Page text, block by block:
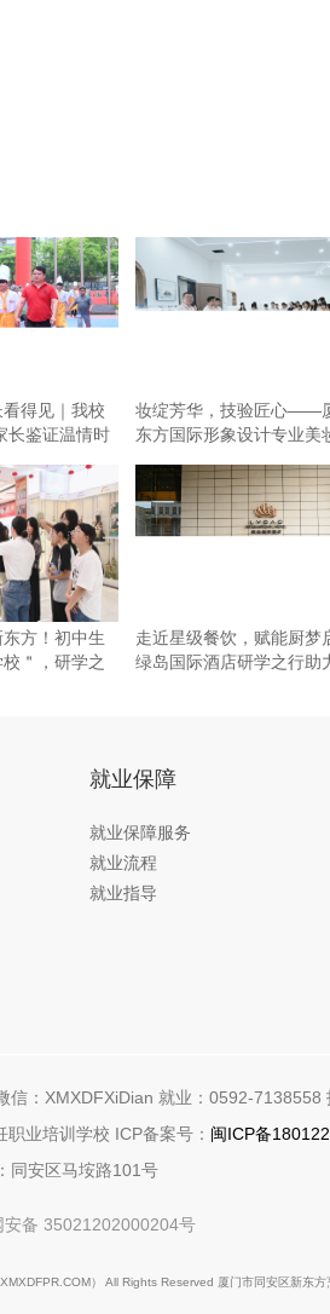
得见｜我校
长鉴证温情时
妆绽芳华，技验匠心——
东方国际形象设计专业美
方！初中生
＂，研学之
走近星级餐饮，赋能厨梦
绿岛国际酒店研学之行助
就业保障
就业保障服务
就业流程
就业指导
：XMXDFXiDian 就业：0592-7138558
业培训学校 ICP备案号： 闽ICP备
同安区马垵路101号
安备 35021202000204号
XMXDFPR.COM） All Rights Reserved 厦门市同安区新东